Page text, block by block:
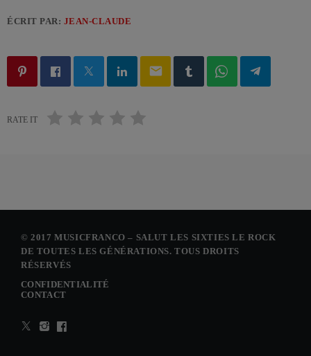
ÉCRIT PAR: JEAN-CLAUDE
email
RATE IT
© 2017 MUSICFRANCO – SALUT LES SIXTIES LE ROCK
DE TOUTES LES GÉNÉRATIONS. TOUS DROITS
RÉSERVÉS
CONFIDENTIALITÉ
CONTACT